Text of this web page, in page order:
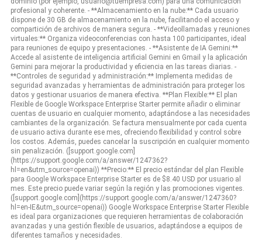
profesional y coherente. - **Almacenamiento en la nube:** Cada usuario
dispone de 30 GB de almacenamiento en la nube, facilitando el acceso y
compartición de archivos de manera segura. - **Videollamadas y reuniones
virtuales:** Organiza videoconferencias con hasta 100 participantes, ideal
para reuniones de equipo y presentaciones. - **Asistente de IA Gemini:**
Accede al asistente de inteligencia artificial Gemini en Gmail y la aplicación
Gemini para mejorar la productividad y eficiencia en las tareas diarias. -
**Controles de seguridad y administración:** Implementa medidas de
seguridad avanzadas y herramientas de administración para proteger los
datos y gestionar usuarios de manera efectiva. **Plan Flexible:** El plan
Flexible de Google Workspace Enterprise Starter permite añadir o eliminar
cuentas de usuario en cualquier momento, adaptándose a las necesidades
cambiantes de la organización. Se factura mensualmente por cada cuenta
de usuario activa durante ese mes, ofreciendo flexibilidad y control sobre
los costos. Además, puedes cancelar la suscripción en cualquier momento
sin penalización. ([support.google.com]
(https://support.google.com/a/answer/1247362?
hl=en&utm_source=openai)) **Precio:** El precio estándar del plan Flexible
para Google Workspace Enterprise Starter es de $8.40 USD por usuario al
mes. Este precio puede variar según la región y las promociones vigentes.
([support.google.com](https://support.google.com/a/answer/1247360?
hl=en-IE&utm_source=openai)) Google Workspace Enterprise Starter Flexible
es ideal para organizaciones que requieren herramientas de colaboración
avanzadas y una gestión flexible de usuarios, adaptándose a equipos de
diferentes tamaños y necesidades.